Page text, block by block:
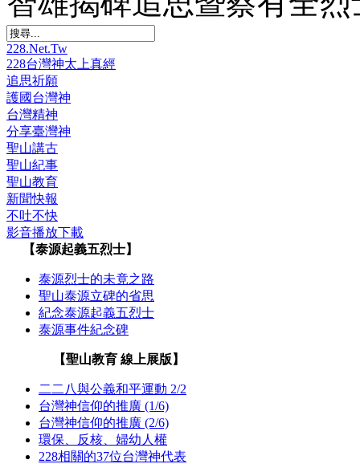
228.Net.Tw
228台灣神太上真經
追思祈願
護國台灣神
台灣精神
分享臺灣神
聖山講古
聖山紀事
聖山教育
新聞快報
不吐不快
影音播放下載
【泰源起義五烈士】
泰源烈士的未竟之路
聖山泰源立碑的省思
紀念泰源起義五烈士
泰源事件紀念碑
【聖山教育 線上展版】
二二八與公義和平運動 2/2
台灣神信仰的推廣 (1/6)
台灣神信仰的推廣 (2/6)
環保、反核、婦幼人權
228相關的37位台灣神代表